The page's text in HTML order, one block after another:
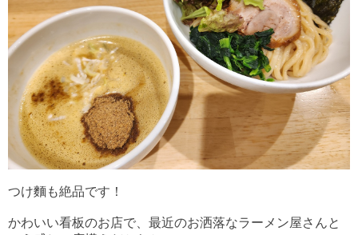
つけ麵も絶品です！
かわいい看板のお店で、最近のお洒落なラーメン屋さんと